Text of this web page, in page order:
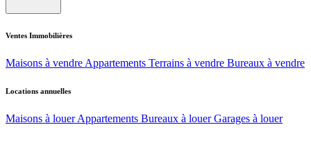
Ventes Immobilières
Maisons à vendre Appartements Terrains à vendre Bureaux à vendre
Locations annuelles
Maisons à louer Appartements Bureaux à louer Garages à louer